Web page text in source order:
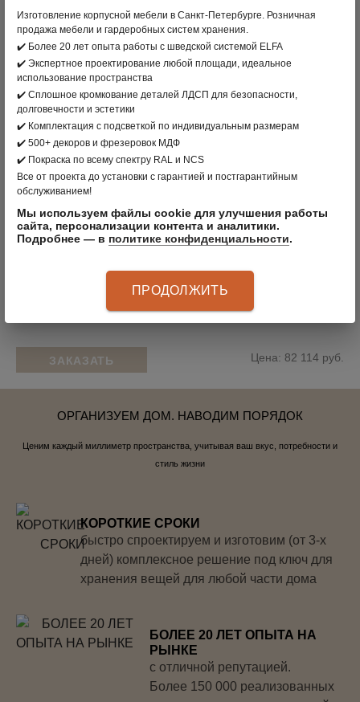
Библиотека с подсветкой
ЗАКАЗАТЬ Цена: 82 114 руб.
ОРГАНИЗУЕМ ДОМ. НАВОДИМ ПОРЯДОК
Ценим каждый миллиметр пространства, учитывая ваш вкус, потребности и
стиль жизни
КОРОТКИЕ СРОКИ
быстро спроектируем и изготовим (от 3-х
дней) комплексное решение под ключ для
хранения вещей для любой части дома
БОЛЕЕ 20 ЛЕТ ОПЫТА НА
РЫНКЕ
с отличной репутацией.
Более 150 000 реализованных
Изготовление корпусной мебели в Санкт-Петербурге. Розничная
продажа мебели и гардеробных систем хранения.
✔️ Более 20 лет опыта работы с шведской системой ELFA
✔️ Экспертное проектирование любой площади, идеальное
использование пространства
✔️ Сплошное кромкование деталей ЛДСП для безопасности,
долговечности и эстетики
✔️ Комплектация с подсветкой по индивидуальным размерам
✔️ 500+ декоров и фрезеровок МДФ
✔️ Покраска по всему спектру RAL и NCS
Все от проекта до установки с гарантией и постгарантийным
обслуживанием!
Мы используем файлы cookie для улучшения работы
сайта, персонализации контента и аналитики.
Подробнее — в политике конфиденциальности.
ПРОДОЛЖИТЬ